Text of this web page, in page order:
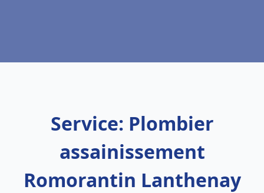
Service: Plombier
assainissement
Romorantin Lanthenay